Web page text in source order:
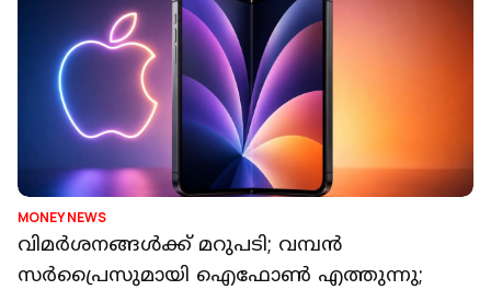
MONEY NEWS
വിമർശനങ്ങൾക്ക് മറുപടി; വമ്പൻ
സർപ്രൈസുമായി ഐഫോൺ എത്തുന്നു;